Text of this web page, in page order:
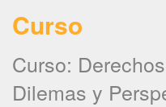
Curso
Curso:
Dilemas y